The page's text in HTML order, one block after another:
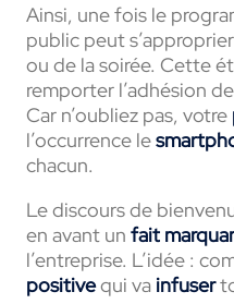
Ainsi, une fois le
public peut
ou de la soirée. Cette
remporter l’adhésion
Car n’oubliez pas, votre
l’occurrence le
chacun.
Le discours de
en avant un fait
l’entreprise. L’idée :
positivequi va infuser